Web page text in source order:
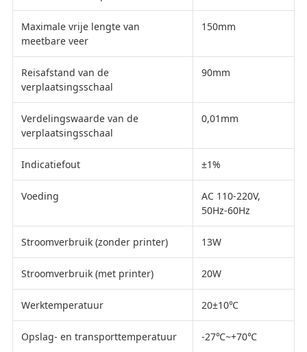
Maximale vrije lengte van
meetbare veer
150mm
Reisafstand van de
verplaatsingsschaal
90mm
Verdelingswaarde van de
verplaatsingsschaal
0,01mm
Indicatiefout ±1%
Voeding
AC 110-220V,
50Hz-60Hz
Stroomverbruik (zonder printer) 13W
Stroomverbruik (met printer) 20W
Werktemperatuur 20±10℃
Opslag- en transporttemperatuur -27℃~+70℃